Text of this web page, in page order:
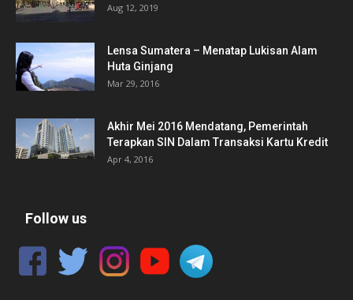
Aug 12, 2019
Lensa Sumatera – Menatap Lukisan Alam
Huta Ginjang
Mar 29, 2016
Akhir Mei 2016 Mendatang, Pemerintah
Terapkan SIN Dalam Transaksi Kartu Kredit
Apr 4, 2016
Follow us